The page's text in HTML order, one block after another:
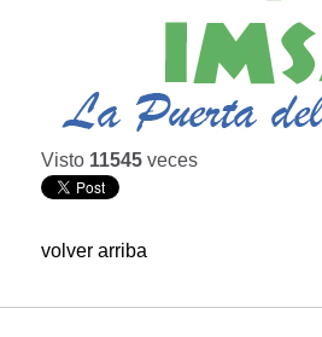
Visto 11545 veces
volver arriba